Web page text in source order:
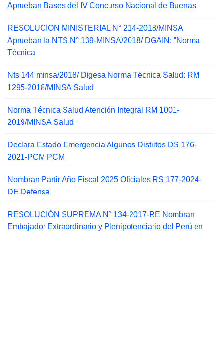
Aprueban Bases del IV Concurso Nacional de Buenas
RESOLUCIÓN MINISTERIAL N° 214-2018/MINSA
Aprueban la NTS N° 139-MINSA/2018/ DGAIN: "Norma
Técnica
Nts 144 minsa/2018/ Digesa Norma Técnica Salud: RM
1295-2018/MINSA Salud
Norma Técnica Salud Atención Integral RM 1001-
2019/MINSA Salud
Declara Estado Emergencia Algunos Distritos DS 176-
2021-PCM PCM
Nombran Partir Año Fiscal 2025 Oficiales RS 177-2024-
DE Defensa
RESOLUCIÓN SUPREMA N° 134-2017-RE Nombran
Embajador Extraordinario y Plenipotenciario del Perú en